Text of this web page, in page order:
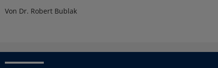
Von Dr. Robert Bublak